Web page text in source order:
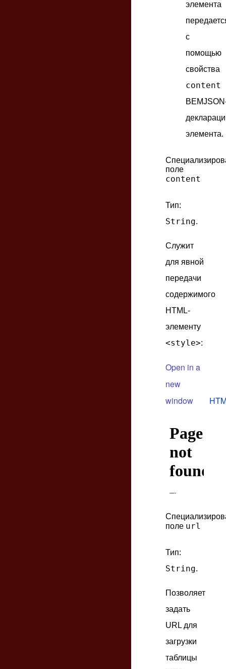
элемента
с
помощью
свойства
content
элемента.
поле
content
Тип:
String.
Служит
для явной
передачи
содержимого
HTML-
элементу
<style>:
Open in a
new
window
поле url
Тип:
String.
Позволяет
задать
URL для
загрузки
таблицы